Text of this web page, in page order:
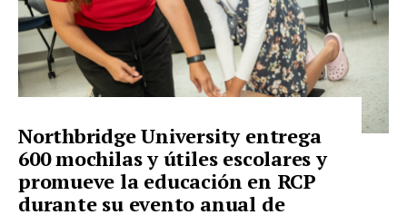
Northbridge University entrega
600 mochilas y útiles escolares y
promueve la educación en RCP
durante su evento anual de